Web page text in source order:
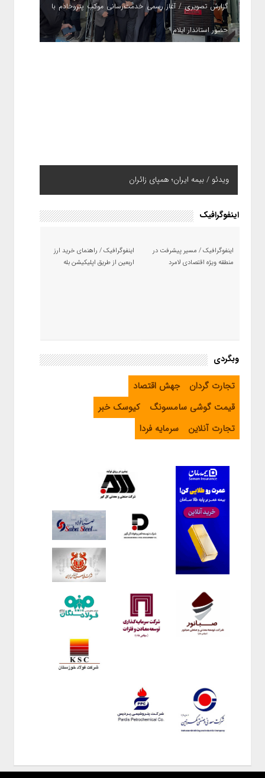
گزارش تصویری / آغاز رسمی خدمت‌رسانی موکب پتروخادم با
حضور استاندار ایلام
ویدئو / بیمه ایران؛ همپای زائران
اینفوگرافیک
اینفوگرافیک / مسیر پیشرفت در
منطقه ویژه اقتصادی لامرد
اینفوگرافیک / راهنمای خرید ارز
اربعین از طریق اپلیکیشن بله
وبگردی
تجارت گردان
جهش اقتصاد
قیمت گوشی سامسونگ
کیوسک خبر
تجارت آنلاین
سرمایه فردا